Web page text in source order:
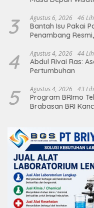
3 Agustus 6, 2026 46
Bantah Isu Pakai
Penambang
4 Agustus 4, 2026 44
Abdul Rivai Ras:
Pertumbuhan
5 Agustus 4, 2026 43
Program BRImo
Brabasan BRI